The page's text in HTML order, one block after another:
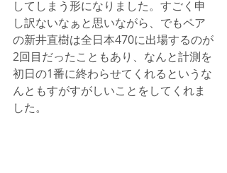
してしまう形になりました。すごく申
し訳ないなぁと思いながら、でもペア
の新井直樹は全日本470に出場するのが
2回目だったこともあり、なんと計測を
初日の1番に終わらせてくれるというな
んともすがすがしいことをしてくれま
した。